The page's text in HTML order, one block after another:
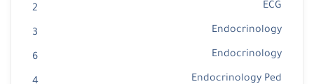
ECG
2
Endocrinology
3
Endocrinology
6
Endocrinology Ped